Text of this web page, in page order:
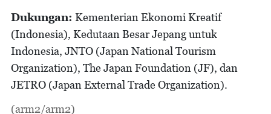
Dukungan: Kementerian Ekonomi Kreatif
(Indonesia), Kedutaan Besar Jepang untuk
Indonesia, JNTO (Japan National Tourism
Organization), The Japan Foundation (JF), dan
JETRO (Japan External Trade Organization).
(arm2/arm2)